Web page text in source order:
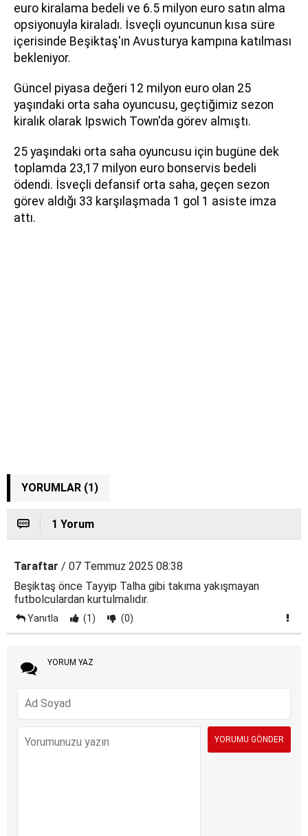
euro kiralama bedeli ve 6.5 milyon euro satın alma
opsiyonuyla kiraladı. İsveçli oyuncunun kısa süre
içerisinde Beşiktaş'ın Avusturya kampına katılması
bekleniyor.
Güncel piyasa değeri 12 milyon euro olan 25
yaşındaki orta saha oyuncusu, geçtiğimiz sezon
kiralık olarak Ipswich Town'da görev almıştı.
25 yaşındaki orta saha oyuncusu için bugüne dek
toplamda 23,17 milyon euro bonservis bedeli
ödendi. İsveçli defansif orta saha, geçen sezon
görev aldığı 33 karşılaşmada 1 gol 1 asiste imza
attı.
YORUMLAR (1)
1 Yorum
Taraftar / 07 Temmuz 2025 08:38
Beşiktaş önce Tayyip Talha gibi takıma yakışmayan
futbolculardan kurtulmalıdır.
Yanıtla (1) (0)
YORUM YAZ